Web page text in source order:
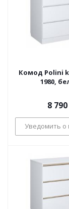
Комод Polini
1980,
8 790
Уведомить о